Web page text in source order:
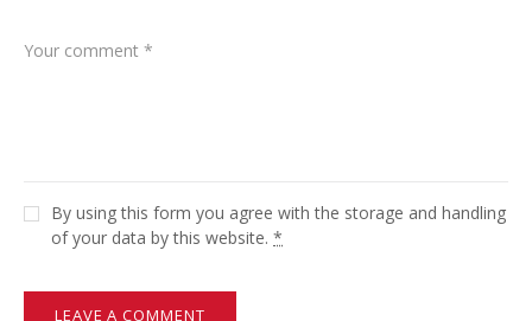
By using this form you agree with the storage and handling
of your data by this website.*